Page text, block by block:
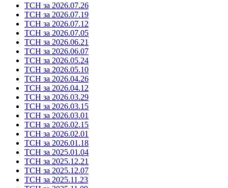
ТСН за 2026.07.26
ТСН за 2026.07.19
ТСН за 2026.07.12
ТСН за 2026.07.05
ТСН за 2026.06.21
ТСН за 2026.06.07
ТСН за 2026.05.24
ТСН за 2026.05.10
ТСН за 2026.04.26
ТСН за 2026.04.12
ТСН за 2026.03.29
ТСН за 2026.03.15
ТСН за 2026.03.01
ТСН за 2026.02.15
ТСН за 2026.02.01
ТСН за 2026.01.18
ТСН за 2025.01.04
ТСН за 2025.12.21
ТСН за 2025.12.07
ТСН за 2025.11.23